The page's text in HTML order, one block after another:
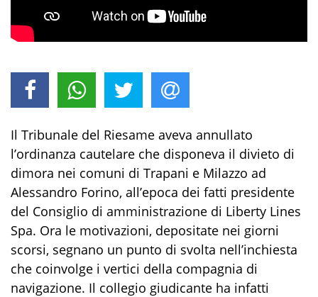
Il Tribunale del Riesame aveva annullato
l’ordinanza cautelare che disponeva il divieto di
dimora nei comuni di Trapani e Milazzo ad
Alessandro Forino, all’epoca dei fatti presidente
del Consiglio di amministrazione di Liberty Lines
Spa. Ora le motivazioni, depositate nei giorni
scorsi, segnano un punto di svolta nell’inchiesta
che coinvolge i vertici della compagnia di
navigazione. Il collegio giudicante ha infatti